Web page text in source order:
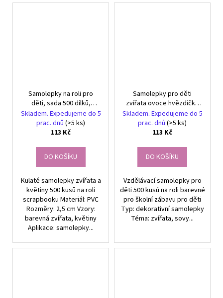
Samolepky na roli pro
děti, sada 500 dílků,
barevná DIY dekorace
Skladem. Expedujeme do 5
prac. dnů (>5 ks)
113 Kč
DO KOŠÍKU
Kulaté samolepky zvířata a
květiny 500 kusů na roli
scrapbooku Materiál: PVC
Rozměry: 2,5 cm Vzory:
barevná zvířata, květiny
Aplikace: samolepky...
Samolepky pro děti
zvířata ovoce hvězdičky
500 kusů na roli
Skladem. Expedujeme do 5
prac. dnů (>5 ks)
113 Kč
DO KOŠÍKU
Vzdělávací samolepky pro
děti 500 kusů na roli barevné
pro školní zábavu pro děti
Typ: dekorativní samolepky
Téma: zvířata, sovy...